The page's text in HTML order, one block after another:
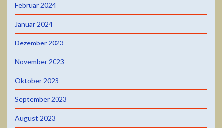
Februar 2024
Januar 2024
Dezember 2023
November 2023
Oktober 2023
September 2023
August 2023